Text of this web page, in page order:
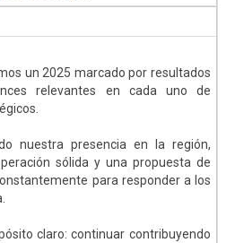
un 2025 marcado por resultados
relevantes en cada uno de
nuestra presencia en la región,
sólida y una propuesta de
para responder a los
claro: continuar contribuyendo